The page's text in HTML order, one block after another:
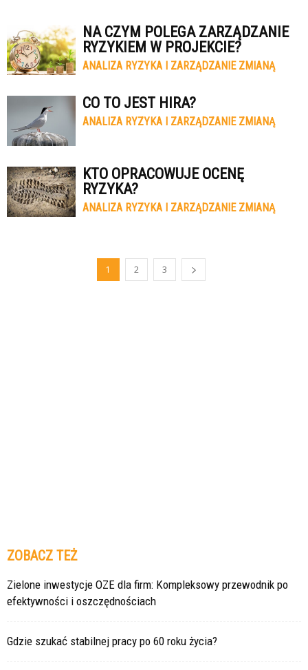
NA CZYM POLEGA ZARZĄDZANIE
RYZYKIEM W PROJEKCIE?
ANALIZA RYZYKA I ZARZĄDZANIE ZMIANĄ
CO TO JEST HIRA?
ANALIZA RYZYKA I ZARZĄDZANIE ZMIANĄ
KTO OPRACOWUJE OCENĘ
RYZYKA?
ANALIZA RYZYKA I ZARZĄDZANIE ZMIANĄ
1 2 3
ZOBACZ TEŻ
Zielone inwestycje OZE dla firm: Kompleksowy przewodnik po
efektywności i oszczędnościach
Gdzie szukać stabilnej pracy po 60 roku życia?